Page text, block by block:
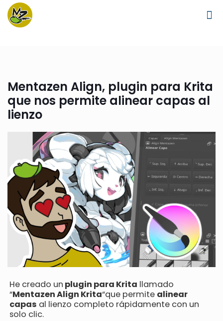
Mentazen Align, plugin para Krita
que nos permite alinear capas al
lienzo
He creado un plugin para Krita llamado
“Mentazen Align Krita“que permite alinear
capas al lienzo completo rápidamente con un
solo clic.